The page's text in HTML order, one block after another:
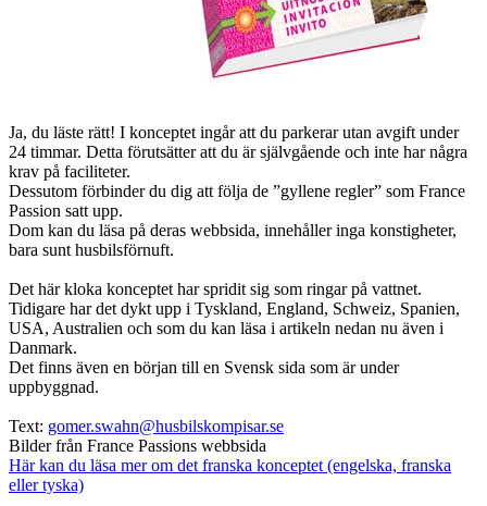
Ja, du läste rätt! I konceptet ingår att du parkerar utan avgift under
24 timmar. Detta förutsätter att du är självgående och inte har några
krav på faciliteter.
Dessutom förbinder du dig att följa de ”gyllene regler” som France
Passion satt upp.
Dom kan du läsa på deras webbsida, innehåller inga konstigheter,
bara sunt husbilsförnuft.
Det här kloka konceptet har spridit sig som ringar på vattnet.
Tidigare har det dykt upp i Tyskland, England, Schweiz, Spanien,
USA, Australien och som du kan läsa i artikeln nedan nu även i
Danmark.
Det finns även en början till en Svensk sida som är under
uppbyggnad.
Text: gomer.swahn@husbilskompisar.se
Bilder från France Passions webbsida
Här kan du läsa mer om det franska konceptet (engelska, franska
eller tyska)